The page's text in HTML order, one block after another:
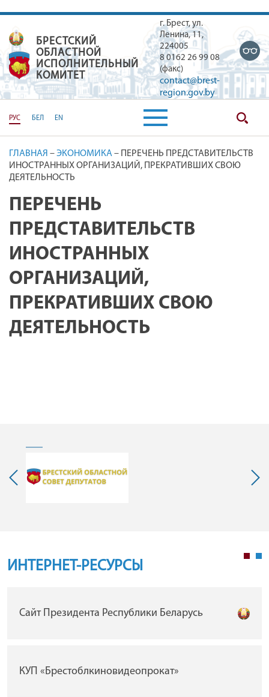
БРЕСТСКИЙ ОБЛАСТНОЙ
БРЕСТСКИЙ
ОБЛАСТНОЙ
ИСПОЛНИТЕЛЬНЫЙ
КОМИТЕТ
г. Брест, ул.
Ленина, 11,
224005
8 0162 26 99 08
(факс)
contact@brest-
region.gov.by
РУС БЕЛ EN
ГЛАВНАЯ –ЭКОНОМИКА– ПЕРЕЧЕНЬ ПРЕДСТАВИТЕЛЬСТВ
ИНОСТРАННЫХ ОРГАНИЗАЦИЙ, ПРЕКРАТИВШИХ СВОЮ
ДЕЯТЕЛЬНОСТЬ
ПЕРЕЧЕНЬ
ПРЕДСТАВИТЕЛЬСТВ
ИНОСТРАННЫХ
ОРГАНИЗАЦИЙ,
ПРЕКРАТИВШИХ СВОЮ
ДЕЯТЕЛЬНОСТЬ
ИНТЕРНЕТ-РЕСУРСЫ
Сайт Президента Республики Беларусь
КУП «Брестоблкиновидеопрокат»